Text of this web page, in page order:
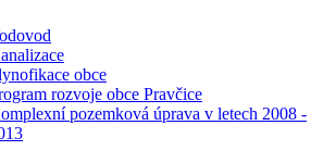
obce
rozvoje obce Pravčice
pozemková úprava v letech 2008 -